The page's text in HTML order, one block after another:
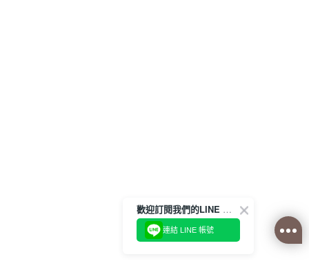
歡迎訂閱我們的LINE 官方帳號
連結 LINE 帳號